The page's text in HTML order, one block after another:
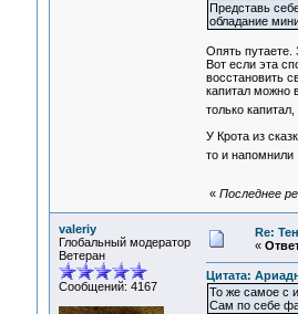
Представь
обладание
Опять путаете.
Вот если эта
восстановить
капитал можно
только
У Крота из
то и напомнили
« Последнее
valeriy
Глобальный модератор
Ветеран
Сообщений: 4167
Re:
«
Цитата:
То же самое с
Сам по себе